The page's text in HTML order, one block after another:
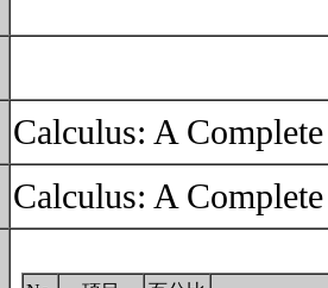
Calculus: A
Calculus: A